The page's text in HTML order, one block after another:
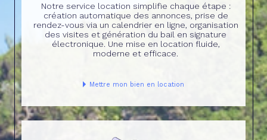
Notre service location simplifie chaque étape :
création automatique des annonces, prise de
rendez-vous via un calendrier en ligne, organisation
des visites et génération du bail en signature
électronique. Une mise en location fluide,
moderne et efficace.
Mettre mon bien en location